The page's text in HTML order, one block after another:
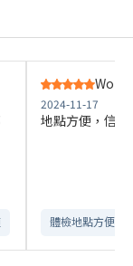
2024-11-17
地點方便，信
體檢地點方便